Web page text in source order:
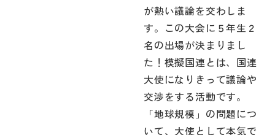
が熱い議論を交わしま
す。この大会に５年生２
名の出場が決まりまし
た！模擬国連とは、国連
大使になりきって議論や
交渉をする活動です。
「地球規模」の問題につ
いて、大使として本気で